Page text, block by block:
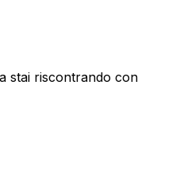
stai riscontrando con